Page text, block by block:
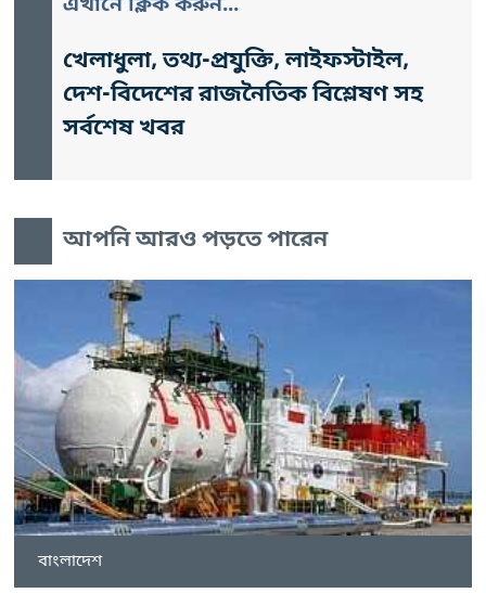
এখানে ক্লিক করুন...
খেলাধুলা, তথ্য-প্রযুক্তি, লাইফস্টাইল,
দেশ-বিদেশের রাজনৈতিক বিশ্লেষণ সহ
সর্বশেষ খবর
আপনি আরও পড়তে পারেন
বাংলাদেশ